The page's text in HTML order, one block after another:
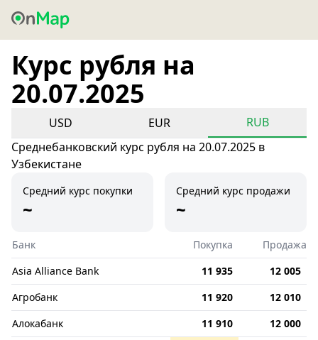
Курс рубля на
20.07.2025
USD EUR
RUB
Среднебанковский курс рубля на 20.07.2025 в
Узбекистане
Средний курс покупки
~
Средний курс продажи
~
Банк Покупка
Продажа
Asia Alliance Bank
11 935
12 005
Агробанк
11 920
12 010
Алокабанк
11 910
12 000